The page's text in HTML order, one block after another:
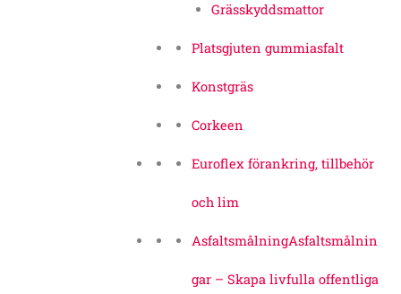
Grässkyddsmattor
Platsgjuten gummiasfalt
Konstgräs
Corkeen
Euroflex förankring, tillbehör
och lim
AsfaltsmålningAsfaltsmålnin
gar – Skapa livfulla offentliga